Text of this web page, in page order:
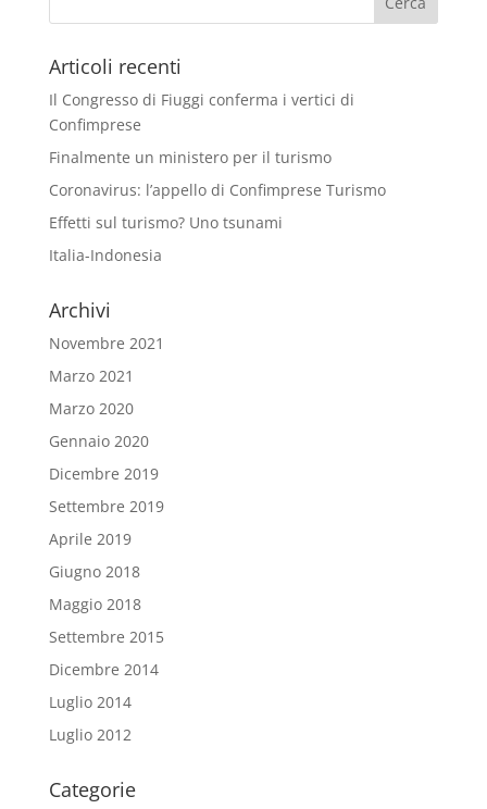
Articoli recenti
Il Congresso di Fiuggi conferma i vertici di
Confimprese
Finalmente un ministero per il turismo
Coronavirus: l’appello di Confimprese Turismo
Effetti sul turismo? Uno tsunami
Italia-Indonesia
Archivi
Novembre 2021
Marzo 2021
Marzo 2020
Gennaio 2020
Dicembre 2019
Settembre 2019
Aprile 2019
Giugno 2018
Maggio 2018
Settembre 2015
Dicembre 2014
Luglio 2014
Luglio 2012
Categorie